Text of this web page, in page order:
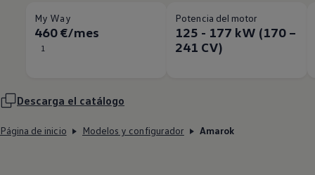
My Way
460 €/mes
1
Potencia del motor
125 - 177 kW (170 –
241 CV)
Descarga el catálogo
Página de inicio Modelos y configurador Amarok